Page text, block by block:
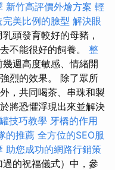
新竹高評價外燴方案 輕
美比例的臉型 解決眼
頭發育較好的母豬，
不能很好的飼養。 整
週高度敏感、情緒開
烈的效果。 除了眾所
，共同喝茶、串珠和製
將恐懼浮現出來並解決
技巧教學 牙橋的作用
的推薦 全方位的SEO服
助您成功的網路行銷策
的祝福儀式）中，參